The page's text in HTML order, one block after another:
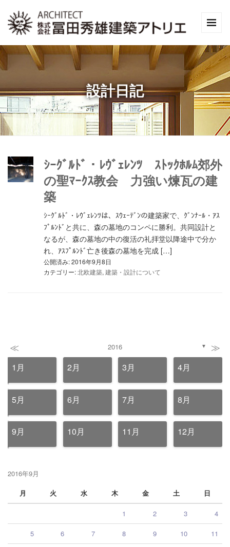
設計日記
ｼｰｸﾞﾙﾄﾞ・ﾚｳﾞｪﾚﾝﾂ ｽﾄｯｸﾎﾙﾑ郊外
の聖ﾏｰｸｽ教会 力強い煉瓦の建
築
ｼｰｸﾞﾙﾄﾞ・ﾚｳﾞｪﾚﾝﾂは、ｽｳｪｰﾃﾞﾝの建築家で、ｸﾞﾝﾅｰﾙ・ｱｽ
ﾌﾟﾙﾝﾄﾞと共に、森の墓地のコンペに勝利。共同設計と
なるが、森の墓地の中の復活の礼拝堂以降途中で分か
れ、ｱｽﾌﾟﾙﾝﾄﾞ亡き後森の墓地を完成 […]
公開済み: 2016年9月8日
カテゴリー:北欧建築, 建築・設計について
≪ 2016 ▼ ≫
1月 2月 3月 4月
5月 6月 7月 8月
9月 10月 11月 12月
2016年9月
月
火 水 木 金 土 日
1 2 3 4
5 6 7 8 9 10 11